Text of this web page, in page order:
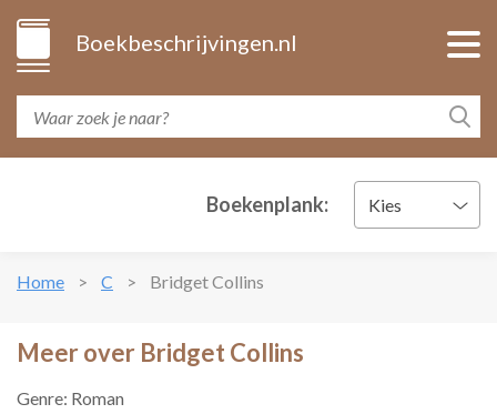
Boekbeschrijvingen.nl
Boekenplank: Kies
Home C Bridget Collins
Meer over Bridget Collins
Genre: Roman